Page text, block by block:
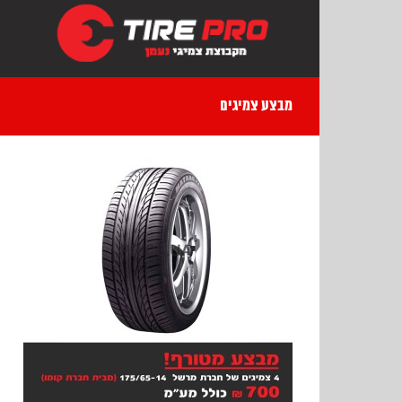
מבצע צמיגים